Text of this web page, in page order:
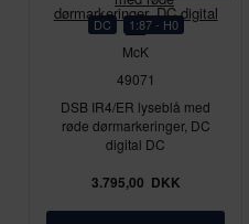
DC 1:87 - H0
McK
49071
DSB IR4/ER lyseblå med
røde dørmarkeringer, DC
digital DC
3.795,00 DKK